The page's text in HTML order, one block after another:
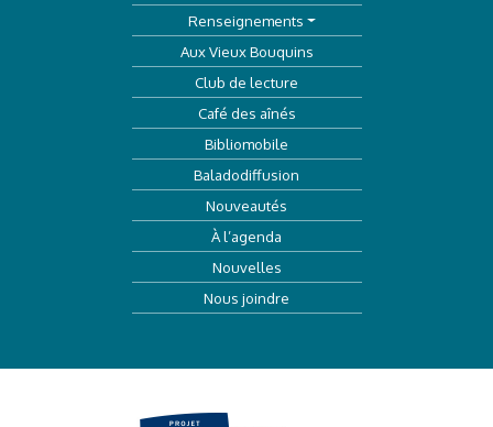
Renseignements
Aux Vieux Bouquins
Club de lecture
Café des aînés
Bibliomobile
Baladodiffusion
Nouveautés
À l’agenda
Nouvelles
Nous joindre